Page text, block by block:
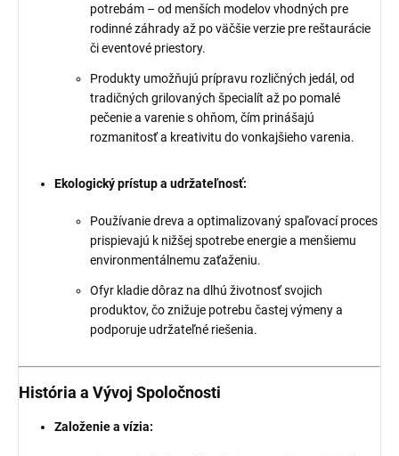
potrebám – od menších modelov vhodných pre
rodinné záhrady až po väčšie verzie pre reštaurácie
či eventové priestory.
Produkty umožňujú prípravu rozličných jedál, od
tradičných grilovaných špecialít až po pomalé
pečenie a varenie s ohňom, čím prinášajú
rozmanitosť a kreativitu do vonkajšieho varenia.
Ekologický prístup a udržateľnosť:
Používanie dreva a optimalizovaný spaľovací proces
prispievajú k nižšej spotrebe energie a menšiemu
environmentálnemu zaťaženiu.
Ofyr kladie dôraz na dlhú životnosť svojich
produktov, čo znižuje potrebu častej výmeny a
podporuje udržateľné riešenia.
História a Vývoj Spoločnosti
Založenie a vízia: